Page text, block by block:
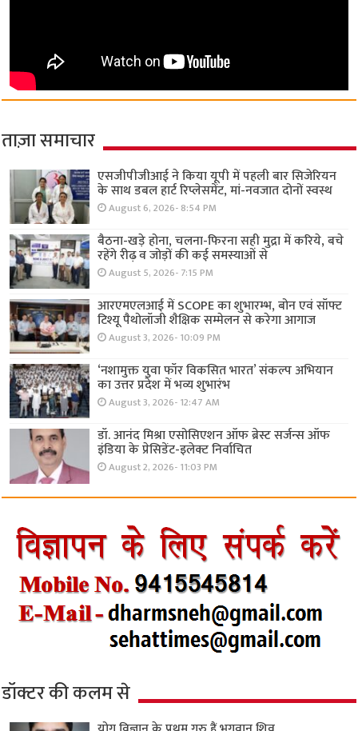
ताज़ा समाचार
एसजीपीजीआई ने किया यूपी में पहली बार सिजेरियन
के साथ डबल हार्ट रिप्लेसमेंट, मां-नवजात दोनों स्वस्थ
August 6, 2026- 8:54 PM
बैठना-खड़े होना, चलना-फिरना सही मुद्रा में करिये, बचे
रहेंगे रीढ़ व जोड़ों की कई समस्याओं से
August 5, 2026- 7:15 PM
आरएमएलआई में SCOPE का शुभारम्भ, बोन एवं सॉफ्ट
टिश्यू पैथोलॉजी शैक्षिक सम्मेलन से करेगा आगाज
August 3, 2026- 10:09 PM
‘नशामुक्त युवा फॉर विकसित भारत’ संकल्प अभियान
का उत्तर प्रदेश में भव्य शुभारंभ
August 3, 2026- 12:47 AM
डॉ. आनंद मिश्रा एसोसिएशन ऑफ ब्रेस्ट सर्जन्स ऑफ
इंडिया के प्रेसिडेंट-इलेक्ट निर्वाचित
August 2, 2026- 11:03 PM
डॉक्टर की कलम से